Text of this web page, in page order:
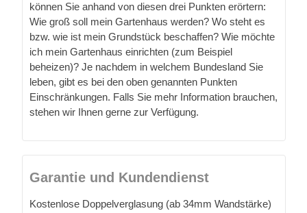
können Sie anhand von diesen drei Punkten erörtern:
Wie groß soll mein Gartenhaus werden? Wo steht es
bzw. wie ist mein Grundstück beschaffen? Wie möchte
ich mein Gartenhaus einrichten (zum Beispiel
beheizen)? Je nachdem in welchem Bundesland Sie
leben, gibt es bei den oben genannten Punkten
Einschränkungen. Falls Sie mehr Information brauchen,
stehen wir Ihnen gerne zur Verfügung.
Garantie und Kundendienst
Kostenlose Doppelverglasung (ab 34mm Wandstärke)